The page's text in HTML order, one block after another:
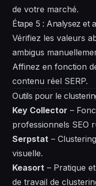
de votre marché.
Étape 5 : Analysez et
Vérifiez les valeurs
ambigus
Affinez en fonction
contenu réel SERP.
Outils pour le
Key Collector –
professionnels SEO
Serpstat –
visuelle.
Keasort – Pratique
de travail de